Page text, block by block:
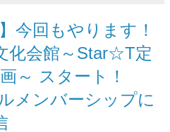
今回もやります！
化会館～Star☆T定
～ スタート！
メンバーシップに